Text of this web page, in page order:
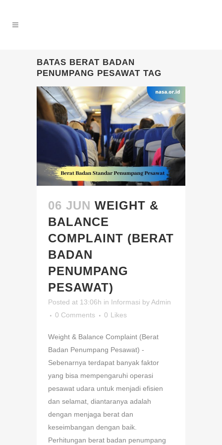
BATAS BERAT BADAN
PENUMPANG PESAWAT TAG
06 JUN WEIGHT &
BALANCE
COMPLAINT (BERAT
BADAN
PENUMPANG
PESAWAT)
Posted at 13:06h in Informasi byAdmin
0 Comments
0 Likes
Weight & Balance Complaint (Berat
Badan Penumpang Pesawat) -
Sebenarnya terdapat banyak faktor
yang bisa mempengaruhi operasi
pesawat udara untuk menjadi efisien
dan selamat, diantaranya adalah
dengan menjaga berat dan
keseimbangan dengan baik.
Perhitungan berat badan penumpang